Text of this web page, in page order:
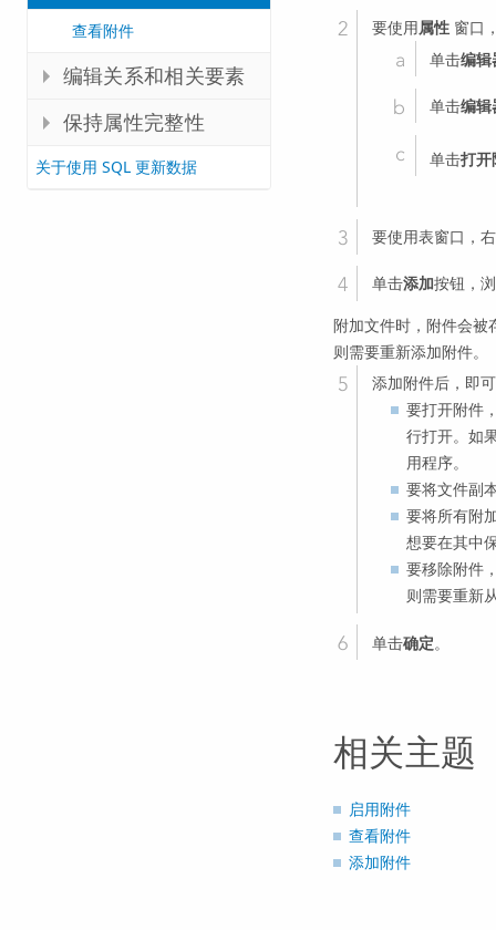
查看附件
编辑关系和相关要素
保持属性完整性
关于使用 SQL 更新数据
要使用属性窗口
单击编辑
单击编辑
单击打开
要使用表窗口，
单击添加按钮，
附加文件时，附件会被
则需要重新添加附件。
添加附件后，即
要打开附件
行打开。如
用程序。
要将文件副
要将所有附
想要在其中
要移除附件
则需要重新
单击确定。
相关主题
启用附件
查看附件
添加附件